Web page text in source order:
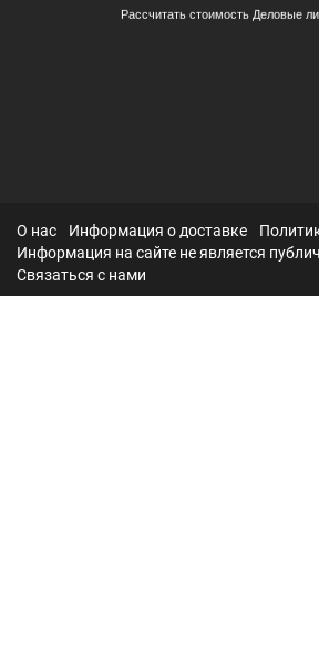
Рассчитать стоимость Деловые
О нас Информация о доставке
Информация на сайте не является
Связаться с нами